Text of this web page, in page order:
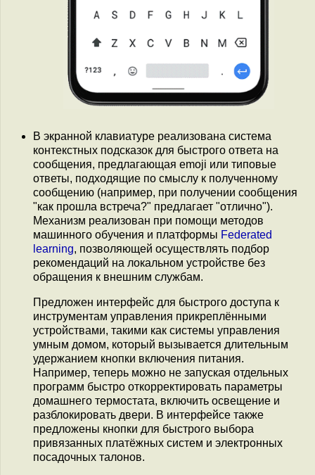
В экранной клавиатуре реализована система
контекстных подсказок для быстрого ответа на
сообщения, предлагающая emoji или типовые
ответы, подходящие по смыслу к полученному
сообщению (например, при получении сообщения
"как прошла встреча?" предлагает "отлично").
Механизм реализован при помощи методов
машинного обучения и платформы Federated
learning, позволяющей осуществлять подбор
рекомендаций на локальном устройстве без
обращения к внешним службам.
Предложен интерфейс для быстрого доступа к
инструментам управления прикреплёнными
устройствами, такими как системы управления
умным домом, который вызывается длительным
удержанием кнопки включения питания.
Например, теперь можно не запуская отдельных
программ быстро откорректировать параметры
домашнего термостата, включить освещение и
разблокировать двери. В интерфейсе также
предложены кнопки для быстрого выбора
привязанных платёжных систем и электронных
посадочных талонов.